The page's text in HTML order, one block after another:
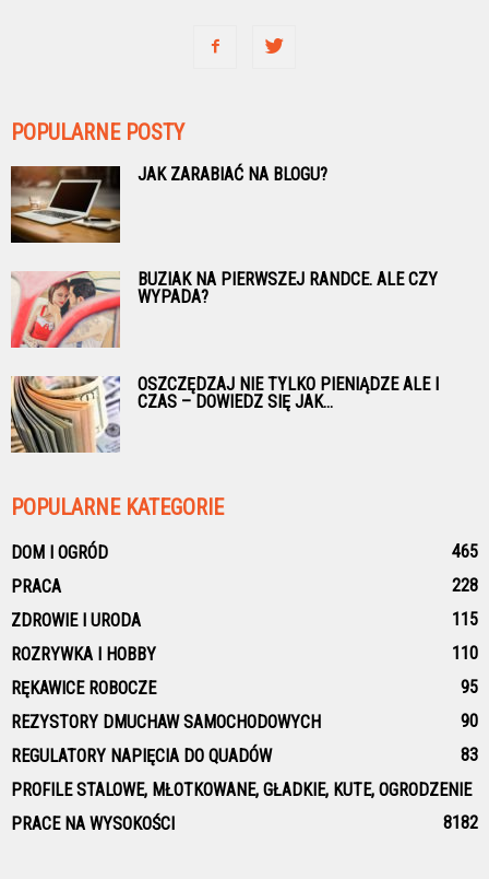
POPULARNE POSTY
JAK ZARABIAĆ NA BLOGU?
BUZIAK NA PIERWSZEJ RANDCE. ALE CZY
WYPADA?
OSZCZĘDZAJ NIE TYLKO PIENIĄDZE ALE I
CZAS – DOWIEDZ SIĘ JAK...
POPULARNE KATEGORIE
DOM I OGRÓD
465
PRACA
228
ZDROWIE I URODA
115
ROZRYWKA I HOBBY
110
RĘKAWICE ROBOCZE
95
REZYSTORY DMUCHAW SAMOCHODOWYCH
90
REGULATORY NAPIĘCIA DO QUADÓW
83
PROFILE STALOWE, MŁOTKOWANE, GŁADKIE, KUTE, OGRODZENIE
82
PRACE NA WYSOKOŚCI 81